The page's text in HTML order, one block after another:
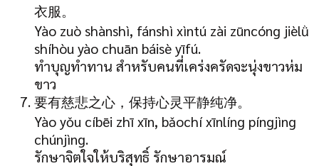
衣服。
Yào zuò shànshì, fánshì xìntú zài zūncóng jièlǜ
shíhòu yào chuān báisè yīfú.
ทำบุญทำทาน สำหรับคนที่เคร่งครัดจะนุ่งขาวห่ม
ขาว
要有慈悲之心，保持心灵平静纯净。
Yào yǒu cíbēi zhī xīn, bǎochí xīnlíng píngjìng
chúnjìng.
รักษาจิตใจให้บริสุทธิ์ รักษาอารมณ์